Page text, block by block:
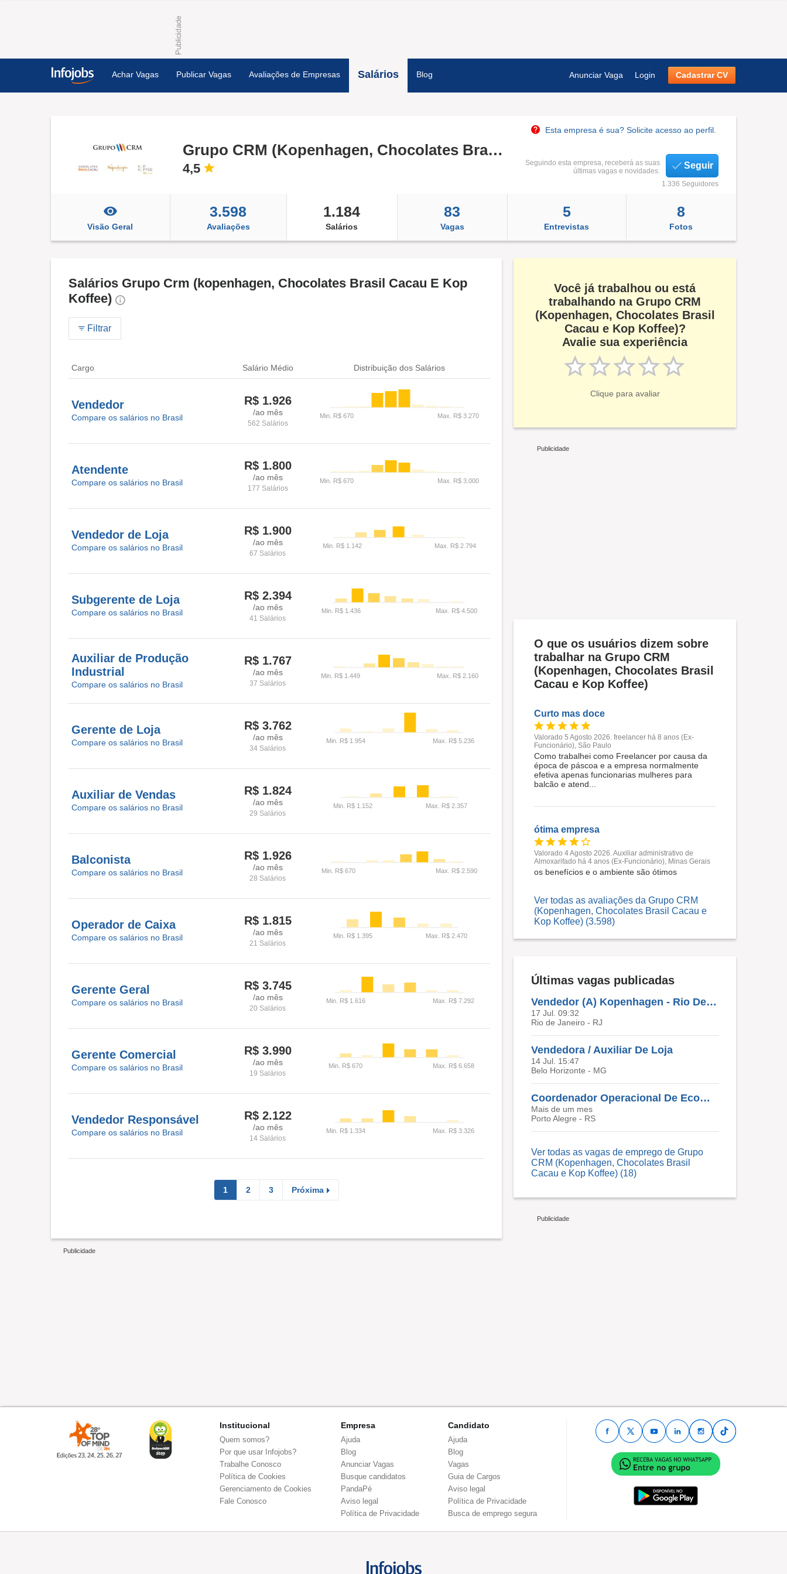
Achar Vagas Publicar Vagas Avaliações de Empresas Salários Blog Anunciar Vaga Login Cadastrar CV
Esta empresa é sua? Solicite acesso ao perfil.
Grupo CRM (Kopenhagen, Chocolates Brasil Cacau e Kop Koffee)
4,5
Seguindo esta empresa, receberá as suas
últimas vagas e novidades.
Seguir
1.336 Seguidores
Visão Geral
3.598
Avaliações
1.184
Salários
83
Vagas
5
Entrevistas
8
Fotos
Salários Grupo Crm (kopenhagen, Chocolates Brasil Cacau E Kop
Koffee)
Filtrar
Cargo Salário Médio Distribuição dos Salários
Vendedor
Compare os salários no Brasil
R$ 1.926
/ao mês
562 Salários
Atendente
Compare os salários no Brasil
R$ 1.800
/ao mês
177 Salários
Vendedor de Loja
Compare os salários no Brasil
R$ 1.900
/ao mês
67 Salários
Subgerente de Loja
Compare os salários no Brasil
R$ 2.394
/ao mês
41 Salários
Auxiliar de Produção
Industrial
Compare os salários no Brasil
R$ 1.767
/ao mês
37 Salários
Gerente de Loja
Compare os salários no Brasil
R$ 3.762
/ao mês
34 Salários
Auxiliar de Vendas
Compare os salários no Brasil
R$ 1.824
/ao mês
29 Salários
Balconista
Compare os salários no Brasil
R$ 1.926
/ao mês
28 Salários
Operador de Caixa
Compare os salários no Brasil
R$ 1.815
/ao mês
21 Salários
Gerente Geral
Compare os salários no Brasil
R$ 3.745
/ao mês
20 Salários
Gerente Comercial
Compare os salários no Brasil
R$ 3.990
/ao mês
19 Salários
Vendedor Responsável
Compare os salários no Brasil
R$ 2.122
/ao mês
14 Salários
1 2 3 Próxima
Você já trabalhou ou está
trabalhando na Grupo CRM
(Kopenhagen, Chocolates Brasil
Cacau e Kop Koffee)?
Avalie sua experiência
Clique para avaliar
O que os usuários dizem sobre
trabalhar na Grupo CRM
(Kopenhagen, Chocolates Brasil
Cacau e Kop Koffee)
Curto mas doce
Valorado 5 Agosto 2026. freelancer há 8 anos (Ex-
Funcionário), São Paulo
Como trabalhei como Freelancer por causa da
época de páscoa e a empresa normalmente
efetiva apenas funcionarias mulheres para
balcão e atend...
ótima empresa
Valorado 4 Agosto 2026. Auxiliar administrativo de
Almoxarifado há 4 anos (Ex-Funcionário), Minas Gerais
os benefícios e o ambiente são ótimos
Ver todas as avaliações da Grupo CRM
(Kopenhagen, Chocolates Brasil Cacau e
Kop Koffee) (3.598)
Últimas vagas publicadas
Vendedor (A) Kopenhagen - Rio De Janeiro
17 Jul. 09:32
Rio de Janeiro - RJ
Vendedora / Auxiliar De Loja
14 Jul. 15:47
Belo Horizonte - MG
Coordenador Operacional De Ecommerce
Mais de um mes
Porto Alegre - RS
Ver todas as vagas de emprego de Grupo
CRM (Kopenhagen, Chocolates Brasil
Cacau e Kop Koffee) (18)
Institucional
Quem somos?
Por que usar Infojobs?
Trabalhe Conosco
Política de Cookies
Gerenciamento de Cookies
Fale Conosco
Empresa
Ajuda
Blog
Anunciar Vagas
Busque candidatos
PandaPé
Aviso legal
Política de Privacidade
Candidato
Ajuda
Blog
Vagas
Guia de Cargos
Aviso legal
Política de Privacidade
Busca de emprego segura